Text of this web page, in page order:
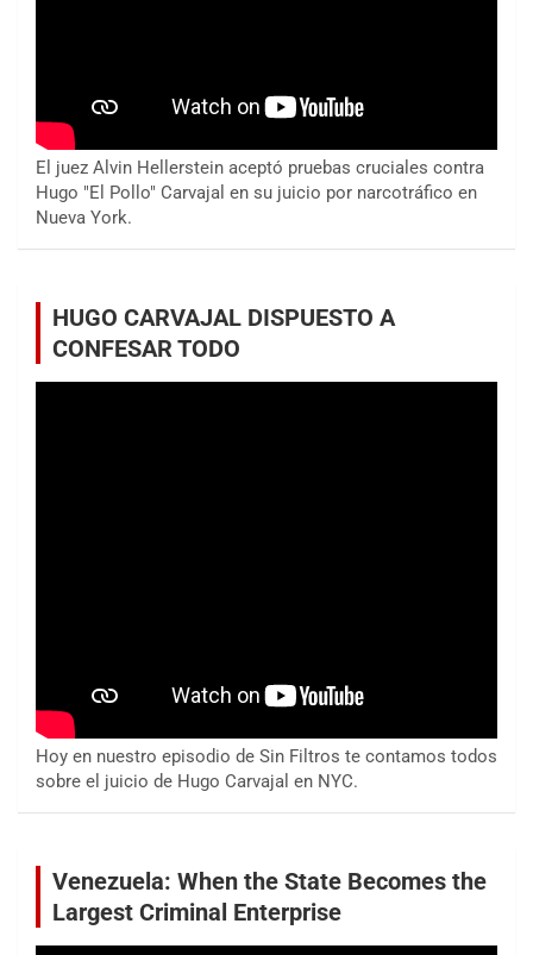
El juez Alvin Hellerstein aceptó pruebas cruciales contra
Hugo "El Pollo" Carvajal en su juicio por narcotráfico en
Nueva York.
HUGO CARVAJAL DISPUESTO A
CONFESAR TODO
Hoy en nuestro episodio de Sin Filtros te contamos todos
sobre el juicio de Hugo Carvajal en NYC.
Venezuela: When the State Becomes the
Largest Criminal Enterprise